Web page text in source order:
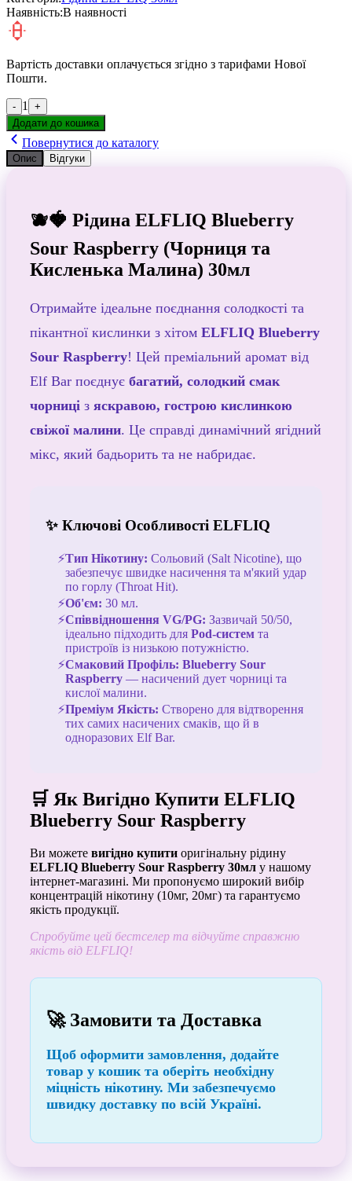
Наявність:В наявності
Вартість доставки оплачується згідно з тарифами Нової
Пошти.
- 1
+
Додати до кошика
Повернутися до каталогу
Опис Відгуки
🫐🍓 Рідина ELFLIQ Blueberry
Sour Raspberry (Чорниця та
Кисленька Малина) 30мл
Отримайте ідеальне поєднання солодкості та
пікантної кислинки з хітом ELFLIQ Blueberry
Sour Raspberry! Цей преміальний аромат від
Elf Bar поєднує багатий, солодкий смак
чорниці з яскравою, гострою кислинкою
свіжої малини. Це справді динамічний ягідний
мікс, який бадьорить та не набридає.
✨ Ключові Особливості ELFLIQ
Тип Нікотину: Сольовий (Salt Nicotine), що
забезпечує швидке насичення та м'який удар
по горлу (Throat Hit).
Об'єм: 30 мл.
Співвідношення VG/PG: Зазвичай 50/50,
ідеально підходить для Pod-систем та
пристроїв із низькою потужністю.
Смаковий Профіль: Blueberry Sour
Raspberry — насичений дует чорниці та
кислої малини.
Преміум Якість: Створено для відтворення
тих самих насичених смаків, що й в
одноразових Elf Bar.
🛒 Як Вигідно Купити ELFLIQ
Blueberry Sour Raspberry
Ви можете вигідно купити оригінальну рідину
ELFLIQ Blueberry Sour Raspberry 30мл у нашому
інтернет-магазині. Ми пропонуємо широкий вибір
концентрацій нікотину (10мг, 20мг) та гарантуємо
якість продукції.
Спробуйте цей бестселер та відчуйте справжню
якість від ELFLIQ!
🚀 Замовити та Доставка
Щоб оформити замовлення, додайте
товар у кошик та оберіть необхідну
міцність нікотину. Ми забезпечуємо
швидку доставку по всій Україні.